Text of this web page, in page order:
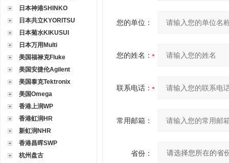
日本神港SHINKO
日本共立KYORITSU
日本菊水KIKUSUI
日本万用Multi
美国福禄克Fluke
美国安捷伦Agilent
美国泰克Tektronix
美国Omega
香港上润WP
香港虹润HR
新虹润NHR
香港昌晖SWP
杭州盘古
您的单位：
您的姓名：
联系电话：
常用邮箱：
省份：